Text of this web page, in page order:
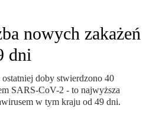
nowych zakażeń
dni
doby stwierdzono 40
SARS-CoV-2 - to najwyższa
w tym kraju od 49 dni.